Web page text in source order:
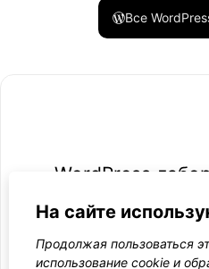
Все
WordPress
- Обратная
На сайте
Продолжая пользоваться
использование cookie и